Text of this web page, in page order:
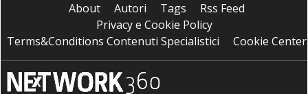
About Autori Tags
Rss Feed
Privacy e Cookie Policy
Terms&Conditions Contenuti Specialistici
Cookie Center